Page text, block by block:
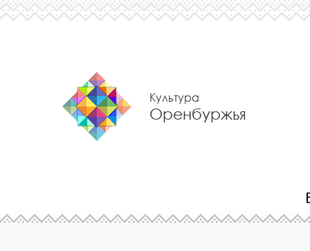
Культура
Оренбуржья